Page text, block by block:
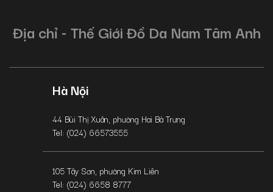
Địa chỉ - Thế Giới Đồ Da Nam Tâm Anh
Hà Nội
44 Bùi Thị Xuân, phường Hai Bà Trưng
Tel: (024) 66573555
105 Tây Sơn, phường Kim Liên
Tel: (024) 6658 8777